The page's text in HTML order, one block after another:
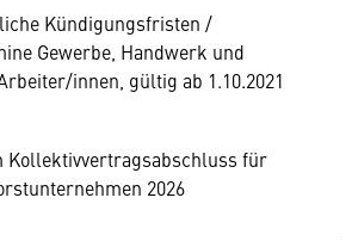
Kündigungsfristen /
Gewerbe, Handwerk und
innen, gültig ab 1.10.2021
Kollektivvertragsabschluss für
2026